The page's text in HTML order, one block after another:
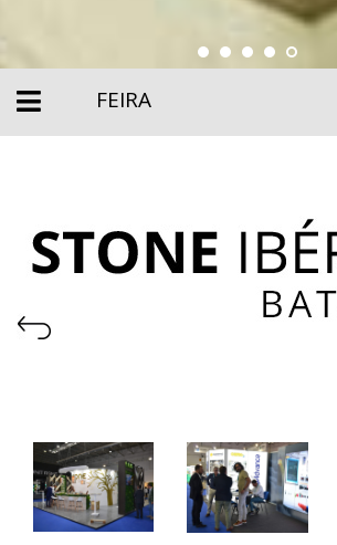
FEIRA
Pavimentos, Revestimentos para a
Máquinas, Ferramentas e Acessórios.
22 a 24 de junho 2023 - EXPOSALÃO -